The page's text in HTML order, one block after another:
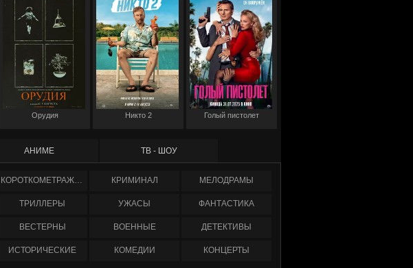
Орудия Никто 2 Голый пистолет
АНИМЕ ТВ - ШОУ
КОРОТКОМЕТРАЖНЫЕ КРИМИНАЛ МЕЛОДРАМЫ
ТРИЛЛЕРЫ УЖАСЫ ФАНТАСТИКА
ВЕСТЕРНЫ ВОЕННЫЕ ДЕТЕКТИВЫ
ИСТОРИЧЕСКИЕ КОМЕДИИ КОНЦЕРТЫ